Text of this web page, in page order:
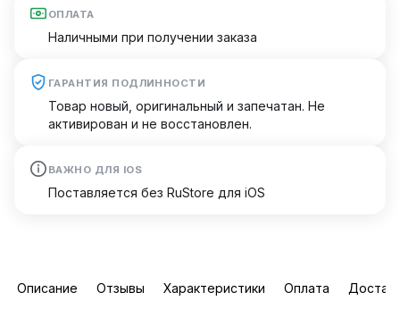
ОПЛАТА
Наличными при получении заказа
ГАРАНТИЯ ПОДЛИННОСТИ
Товар новый, оригинальный и запечатан. Не
активирован и не восстановлен.
ВАЖНО ДЛЯ IOS
Поставляется без RuStore для iOS
Описание Отзывы Характеристики Оплата